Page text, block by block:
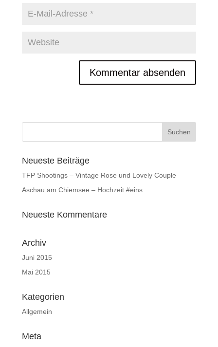
Neueste Beiträge
TFP Shootings – Vintage Rose und Lovely Couple
Aschau am Chiemsee – Hochzeit #eins
Neueste Kommentare
Archiv
Juni 2015
Mai 2015
Kategorien
Allgemein
Meta